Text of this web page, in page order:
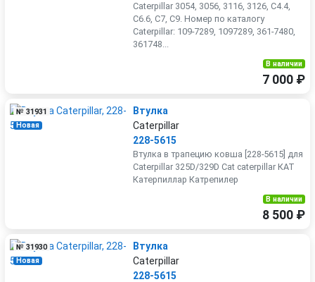
Caterpillar 3054, 3056, 3116, 3126, C4.4,
C6.6, C7, C9. Номер по каталогу
Caterpillar: 109-7289, 1097289, 361-7480,
361748...
В наличии
7 000 ₽
Новая
№ 31931
Втулка
Caterpillar
228-5615
Втулка в трапецию ковша [228-5615] для
Caterpillar 325D/329D Cat caterpillar КАТ
Катерпиллар Катрепилер
В наличии
8 500 ₽
Новая
№ 31930
Втулка
Caterpillar
228-5615